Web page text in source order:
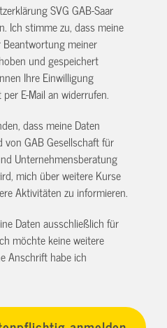
SVG GAB-Saar
Ich stimme zu, dass meine
meiner
und gespeichert
Ihre Einwilligung
E-Mail anwiderrufen.
dass meine Daten
GAB Gesellschaft für
Unternehmensberatung
mich über weitere Kurse
Aktivitäten zu informieren.
Daten ausschließlich für
möchte keine weitere
Anschrift habe ich